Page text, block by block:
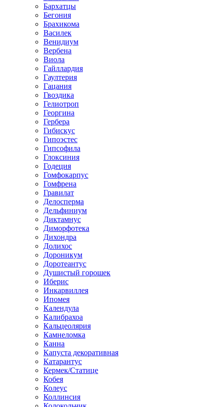
Бархатцы
Бегония
Брахикома
Василек
Венидиум
Вербена
Виола
Гайллардия
Гаултерия
Гацания
Гвоздика
Гелиотроп
Георгина
Гербера
Гибискус
Гипоэстес
Гипсофила
Глоксиния
Годеция
Гомфокарпус
Гомфрена
Гравилат
Делосперма
Дельфиниум
Диктамнус
Диморфотека
Дихондра
Долихос
Дороникум
Доротеантус
Душистый горошек
Иберис
Инкарвиллея
Ипомея
Календула
Калибрахоа
Кальцеолярия
Камнеломка
Канна
Капуста декоративная
Катарантус
Кермек/Статице
Кобея
Колеус
Коллинсия